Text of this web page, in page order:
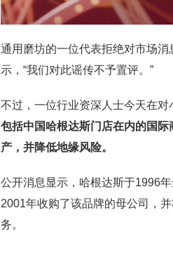
通用磨坊的一位代表拒绝对市场
示，“我们对此谣传不予置评。”
不过，一位行业资深人士今天在对
包括中国哈根达斯门店在内的国
产，并降低地缘风险。
公开消息显示，哈根达斯于1996
2001年收购了该品牌的母公司，
务。